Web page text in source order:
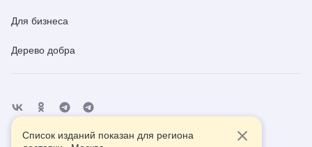
Для бизнеса
Дерево добра
Помощь Контакты
Список изданий показан для региона